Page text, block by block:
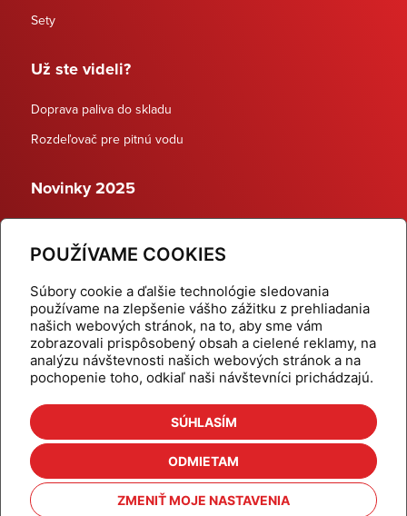
POUŽÍVAME COOKIES
Súbory cookie a ďalšie technológie sledovania
používame na zlepšenie vášho zážitku z prehliadania
našich webových stránok, na to, aby sme vám
zobrazovali prispôsobený obsah a cielené reklamy, na
analýzu návštevnosti našich webových stránok a na
pochopenie toho, odkiaľ naši návštevníci prichádzajú.
SÚHLASÍM
ODMIETAM
ZMENIŤ MOJE NASTAVENIA
Sety
Už ste videli?
Doprava paliva do skladu
Rozdeľovač pre pitnú vodu
Novinky 2025
Dynamické termostatické ventily
Domov
Produkty
Aktuality
Odber šikovné tipy
Kalkulačky
Cenníky
Na stiahnutie
Referencie
Kontakt